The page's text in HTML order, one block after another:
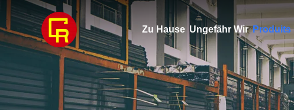
Zu Hause Ungefähr Wir Produits